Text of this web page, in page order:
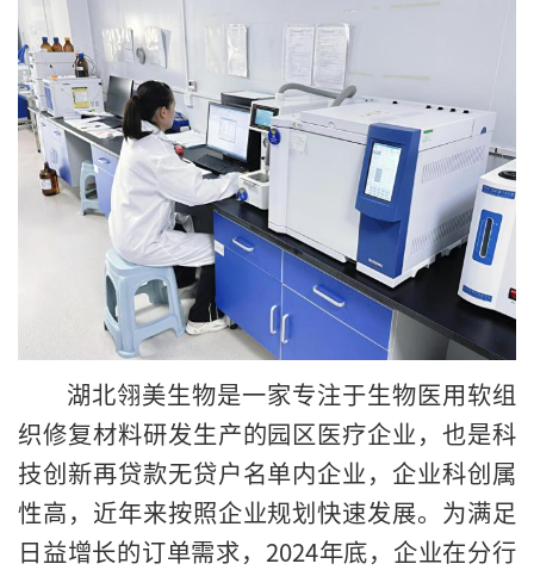
湖北翎美生物是一家专注于生物医用软组
织修复材料研发生产的园区医疗企业，也是科
技创新再贷款无贷户名单内企业，企业科创属
性高，近年来按照企业规划快速发展。为满足
日益增长的订单需求，2024年底，企业在分行